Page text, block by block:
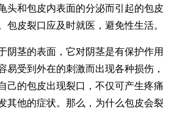
头和包皮内表面的分泌而引起的包皮
包皮裂口应及时就医，避免性生活。
茎的表面，它对阴茎是有保护作用
易受到外在的刺激而出现各种损伤，
己的包皮出现裂口，不仅可产生疼痛
其他的症状。那么，为什么包皮会裂